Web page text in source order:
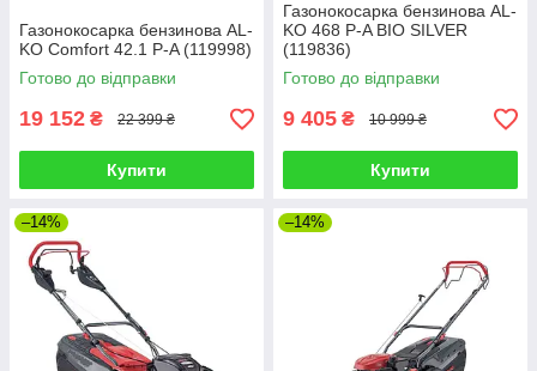
Газонокосарка бензинова AL-
KO Comfort 42.1 P-A (119998)
Готово до відправки
19 152 ₴ 22 399 ₴
Купити
Газонокосарка бензинова AL-
KO 468 P-A BIO SILVER
(119836)
Готово до відправки
9 405 ₴ 10 999 ₴
Купити
–14% –14%